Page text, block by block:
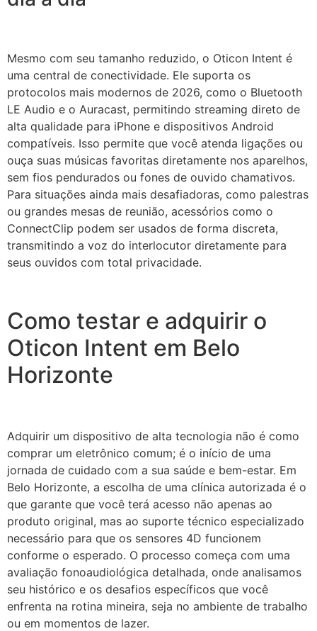
Mesmo com seu tamanho reduzido, o Oticon Intent é
uma central de conectividade. Ele suporta os
protocolos mais modernos de 2026, como o Bluetooth
LE Audio e o Auracast, permitindo streaming direto de
alta qualidade para iPhone e dispositivos Android
compatíveis. Isso permite que você atenda ligações ou
ouça suas músicas favoritas diretamente nos aparelhos,
sem fios pendurados ou fones de ouvido chamativos.
Para situações ainda mais desafiadoras, como palestras
ou grandes mesas de reunião, acessórios como o
ConnectClip podem ser usados de forma discreta,
transmitindo a voz do interlocutor diretamente para
seus ouvidos com total privacidade.
Como testar e adquirir o
Oticon Intent em Belo
Horizonte
Adquirir um dispositivo de alta tecnologia não é como
comprar um eletrônico comum; é o início de uma
jornada de cuidado com a sua saúde e bem-estar. Em
Belo Horizonte, a escolha de uma clínica autorizada é o
que garante que você terá acesso não apenas ao
produto original, mas ao suporte técnico especializado
necessário para que os sensores 4D funcionem
conforme o esperado. O processo começa com uma
avaliação fonoaudiológica detalhada, onde analisamos
seu histórico e os desafios específicos que você
enfrenta na rotina mineira, seja no ambiente de trabalho
ou em momentos de lazer.